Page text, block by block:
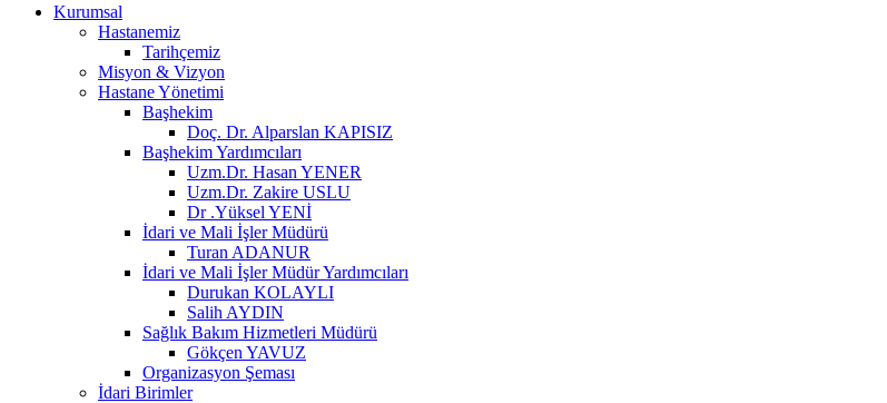
Kurumsal
Hastanemiz
Tarihçemiz
Misyon & Vizyon
Hastane Yönetimi
Başhekim
Doç. Dr. Alparslan KAPISIZ
Başhekim Yardımcıları
Uzm.Dr. Hasan YENER
Uzm.Dr. Zakire USLU
Dr .Yüksel YENİ
İdari ve Mali İşler Müdürü
Turan ADANUR
İdari ve Mali İşler Müdür Yardımcıları
Durukan KOLAYLI
Salih AYDIN
Sağlık Bakım Hizmetleri Müdürü
Gökçen YAVUZ
Organizasyon Şeması
İdari Birimler